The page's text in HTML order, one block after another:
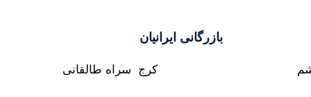
بازرگانی ایرانیان
کرج سراه طالقانی